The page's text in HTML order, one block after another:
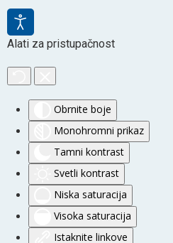
Alati za pristupačnost
Obrnite boje
Monohromni prikaz
Tamni kontrast
Svetli kontrast
Niska saturacija
Visoka saturacija
Istaknite linkove